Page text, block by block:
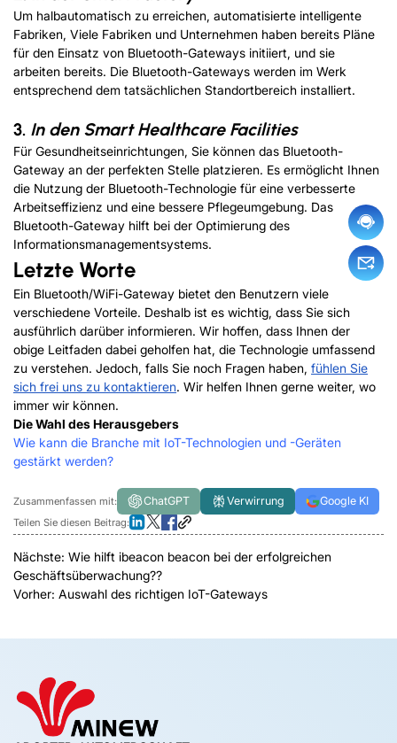
Um halbautomatisch zu erreichen, automatisierte intelligente
Fabriken, Viele Fabriken und Unternehmen haben bereits Pläne
für den Einsatz von Bluetooth-Gateways initiiert, und sie
arbeiten bereits. Die Bluetooth-Gateways werden im Werk
entsprechend dem tatsächlichen Standortbereich installiert.
3. In den Smart Healthcare Facilities
Für Gesundheitseinrichtungen, Sie können das Bluetooth-
Gateway an der perfekten Stelle platzieren. Es ermöglicht Ihnen
die Nutzung der Bluetooth-Technologie für eine verbesserte
Arbeitseffizienz und eine bessere Pflegeumgebung. Das
Bluetooth-Gateway hilft bei der Optimierung des
Informationsmanagementsystems.
Letzte Worte
Ein Bluetooth/WiFi-Gateway bietet den Benutzern viele
verschiedene Vorteile. Deshalb ist es wichtig, dass Sie sich
ausführlich darüber informieren. Wir hoffen, dass Ihnen der
obige Leitfaden dabei geholfen hat, die Technologie umfassend
zu verstehen. Jedoch, falls Sie noch Fragen haben, fühlen Sie
sich frei uns zu kontaktieren. Wir helfen Ihnen gerne weiter, wo
immer wir können.
Die Wahl des Herausgebers
Wie kann die Branche mit IoT-Technologien und -Geräten
gestärkt werden?
Zusammenfassen mit: ChatGPT Verwirrung Google KI
Teilen Sie diesen Beitrag:
Nächste: Wie hilft ibeacon beacon bei der erfolgreichen
Geschäftsüberwachung??
Vorher: Auswahl des richtigen IoT-Gateways